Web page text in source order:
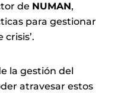
de NUMAN,
para gestionar
la gestión del
atravesar estos